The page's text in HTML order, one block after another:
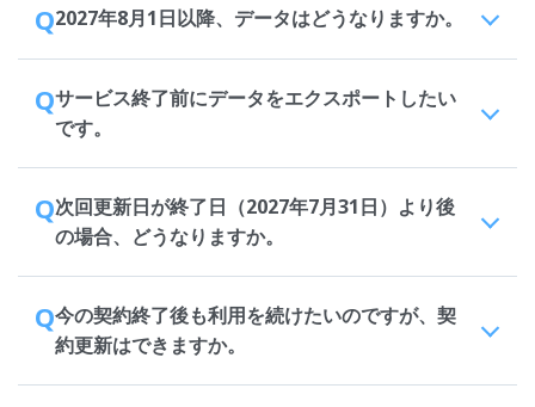
Q2027年8月1日以降、データはどうなりますか。
Qサービス終了前にデータをエクスポートしたい
です。
Q次回更新日が終了日（2027年7月31日）より後
の場合、どうなりますか。
Q今の契約終了後も利用を続けたいのですが、契
約更新はできますか。